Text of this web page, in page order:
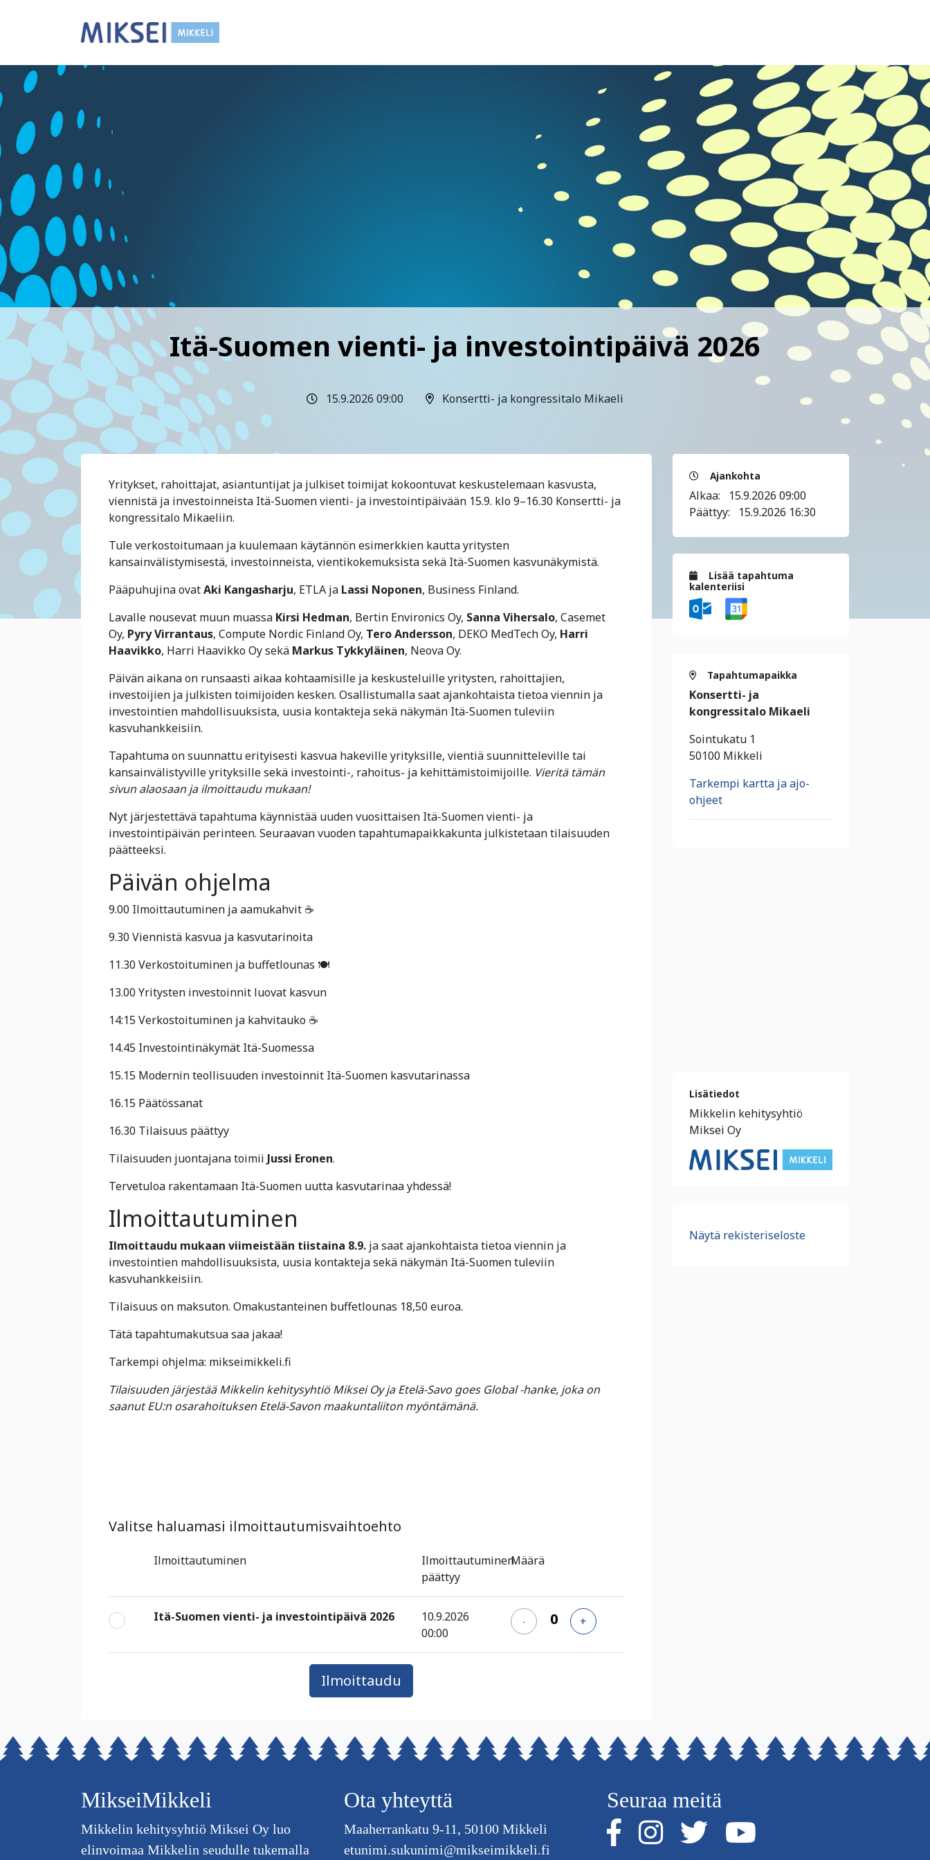
Itä-Suomen vienti- ja investointipäivä 2026
15.9.2026 09:00 Konsertti- ja kongressitalo Mikaeli
Yritykset, rahoittajat, asiantuntijat ja julkiset toimijat kokoontuvat keskustelemaan kasvusta,
viennistä ja investoinneista Itä-Suomen vienti- ja investointipäivään 15.9. klo 9–16.30 Konsertti- ja
kongressitalo Mikaeliin.
Tule verkostoitumaan ja kuulemaan käytännön esimerkkien kautta yritysten
kansainvälistymisestä, investoinneista, vientikokemuksista sekä Itä-Suomen kasvunäkymistä.
Pääpuhujina ovatAki Kangasharju, ETLA ja Lassi Noponen, Business Finland.
Lavalle nousevat muun muassa Kirsi Hedman, Bertin Environics Oy, Sanna Vihersalo, Casemet
Oy, Pyry Virrantaus, Compute Nordic Finland Oy, Tero Andersson, DEKO MedTech Oy, Harri
Haavikko, Harri Haavikko Oy sekä Markus Tykkyläinen, Neova Oy.
Päivän aikana on runsaasti aikaa kohtaamisille ja keskusteluille yritysten, rahoittajien,
investoijien ja julkisten toimijoiden kesken. Osallistumalla saat ajankohtaista tietoa viennin ja
investointien mahdollisuuksista, uusia kontakteja sekä näkymän Itä-Suomen tuleviin
kasvuhankkeisiin.
Tapahtuma on suunnattu erityisesti kasvua hakeville yrityksille, vientiä suunnitteleville tai
kansainvälistyville yrityksille sekä investointi-, rahoitus- ja kehittämistoimijoille. Vieritä tämän
sivun alaosaan ja ilmoittaudu mukaan!
Nyt järjestettävä tapahtuma käynnistää uuden vuosittaisen Itä-Suomen vienti- ja
investointipäivän perinteen. Seuraavan vuoden tapahtumapaikkakunta julkistetaan tilaisuuden
päätteeksi.
Päivän ohjelma
9.00 Ilmoittautuminen ja aamukahvit ☕
9.30 Viennistä kasvua ja kasvutarinoita
11.30 Verkostoituminen ja buffetlounas 🍽️
13.00 Yritysten investoinnit luovat kasvun
14:15 Verkostoituminen ja kahvitauko ☕
14.45 Investointinäkymät Itä-Suomessa
15.15 Modernin teollisuuden investoinnit Itä-Suomen kasvutarinassa
16.15 Päätössanat
16.30 Tilaisuus päättyy
Tilaisuuden juontajana toimii Jussi Eronen.
Tervetuloa rakentamaan Itä-Suomen uutta kasvutarinaa yhdessä!
Ilmoittautuminen
Ilmoittaudu mukaan viimeistään tiistaina 8.9. ja saat ajankohtaista tietoa viennin ja
investointien mahdollisuuksista, uusia kontakteja sekä näkymän Itä-Suomen tuleviin
kasvuhankkeisiin.
Tilaisuus on maksuton. Omakustanteinen buffetlounas 18,50 euroa.
Tätä tapahtumakutsua saa jakaa!
Tarkempi ohjelma: mikseimikkeli.fi
Tilaisuuden järjestää Mikkelin kehitysyhtiö Miksei Oy ja Etelä-Savo goes Global -hanke, joka on
saanut EU:n osarahoituksen Etelä-Savon maakuntaliiton myöntämänä.
Valitse haluamasi ilmoittautumisvaihtoehto
Ilmoittautuminen
Ilmoittautuminen
päättyy
Määrä
Itä-Suomen vienti- ja investointipäivä 2026
10.9.2026
00:00
- +
Ajankohta
Alkaa: 15.9.2026 09:00
Päättyy: 15.9.2026 16:30
Lisää tapahtuma
kalenteriisi
Tapahtumapaikka
Konsertti- ja
kongressitalo Mikaeli
Sointukatu 1
50100 Mikkeli
Tarkempi kartta ja ajo-
ohjeet
Lisätiedot
Mikkelin kehitysyhtiö
Miksei Oy
Näytä rekisteriseloste
MikseiMikkeli
Mikkelin kehitysyhtiö Miksei Oy luo
elinvoimaa Mikkelin seudulle tukemalla
Ota yhteyttä
Maaherrankatu 9-11, 50100 Mikkeli
etunimi.sukunimi@mikseimikkeli.fi
Seuraa meitä